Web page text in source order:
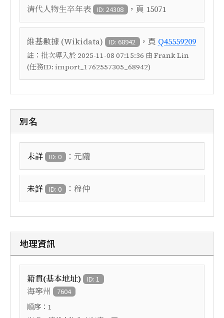
清代人物生卒年表 ID: 24308 ，頁 15071
維基數據 (Wikidata) ID: 68942 ，頁 Q45559209
註： 批次導入於 2025-11-08 07:15:36 由 Frank Lin
(任務ID: import_1762557305_68942)
別名
未詳 ID: 0 ： 元隴
未詳 ID: 0 ： 穆仲
地理資訊
籍貫(基本地址) ID: 1
海寧州 7604
順序： 1